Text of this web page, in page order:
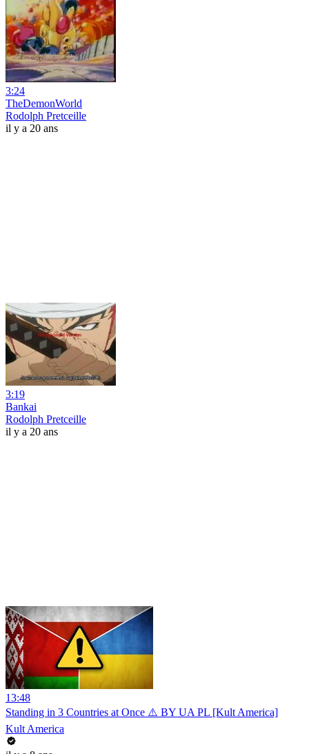
3:24
TheDemonWorld
Rodolph Pretceille
il y a 20 ans
3:19
Bankai
Rodolph Pretceille
il y a 20 ans
13:48
Standing in 3 Countries at Once ⚠️ BY UA PL [Kult America]
Kult America